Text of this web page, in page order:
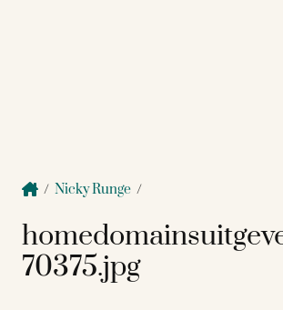
/ Nicky Runge /
70375.jpg